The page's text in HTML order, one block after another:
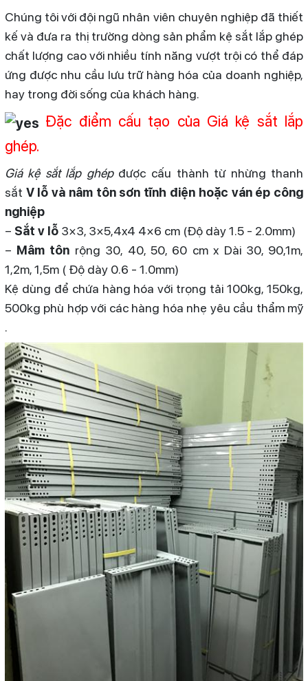
Chúng tôi với đội ngũ nhân viên chuyên nghiệp đã thiết
kế và đưa ra thị trường dòng sản phẩm kệ sắt lắp ghép
chất lượng cao với nhiều tính năng vượt trội có thể đáp
ứng được nhu cầu lưu trữ hàng hóa của doanh nghiệp,
hay trong đời sống của khách hàng.
Đặc điểm cấu tạo của Giá kệ sắt lắp
ghép.
Giá kệ sắt lắp ghépđược cấu thành từ nhừng thanh
sắt V lỗ và nâm tôn sơn tĩnh điện hoặc ván ép công
nghiệp
– Sắt v lỗ3×3, 3×5,4x4 4×6 cm (Độ dày 1.5 - 2.0mm)
– Mâm tôn rộng 30, 40, 50, 60 cm x Dài 30, 90,1m,
1,2m, 1,5m ( Độ dày 0.6 - 1.0mm)
Kệ dùng để chứa hàng hóa với trọng tải 100kg, 150kg,
500kg phù hợp với các hàng hóa nhẹ yêu cầu thẩm mỹ
.